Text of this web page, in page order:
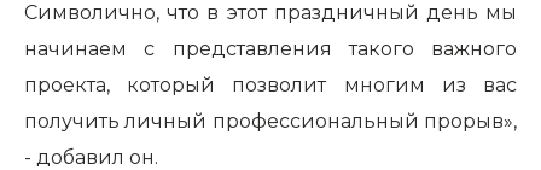
Символично, что в этот праздничный день мы
начинаем с представления такого важного
проекта, который позволит многим из вас
получить личный профессиональный прорыв»,
- добавил он.